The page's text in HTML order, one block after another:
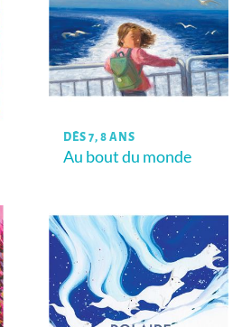
DÈS 7, 8 ANS
Au bout du monde